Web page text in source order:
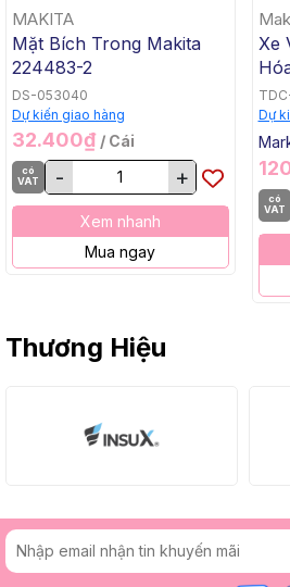
MAKITA
Mặt Bích Trong Makita
224483-2
DS-053040
Dự kiến giao hàng
32.400₫ / Cái
có
VAT
- +
Xem nhanh
Mua ngay
Xe
Dự
có
VAT
Thương Hiệu